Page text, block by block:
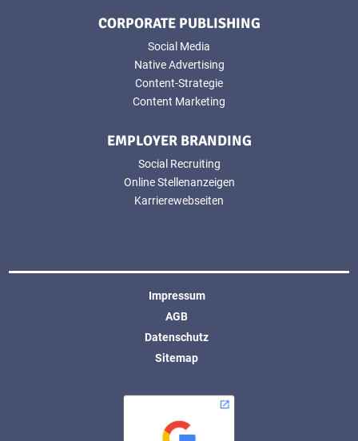
CORPORATE PUBLISHING
Social Media
Native Advertising
Content-Strategie
Content Marketing
EMPLOYER BRANDING
Social Recruiting
Online Stellenanzeigen
Karrierewebseiten
Impressum
AGB
Datenschutz
Sitemap